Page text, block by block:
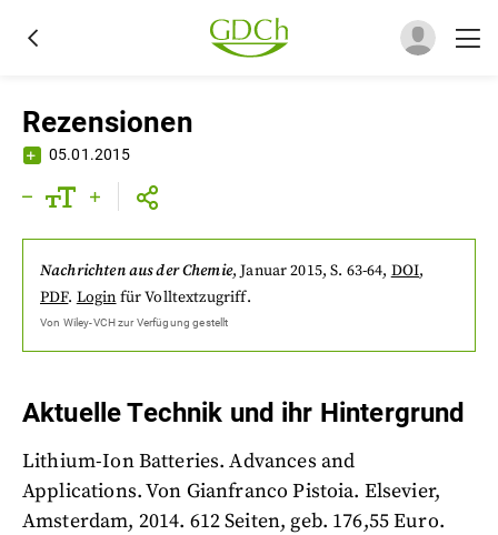
Rezensionen
05.01.2015
Nachrichten aus der Chemie,Januar 2015, S. 63-64, DOI,
PDF. Login für Volltextzugriff.
Von Wiley-VCHzur Verfügung gestellt
Aktuelle Technik und ihr Hintergrund
Lithium-Ion Batteries. Advances and
Applications. Von Gianfranco Pistoia. Elsevier,
Amsterdam, 2014. 612 Seiten, geb. 176,55 Euro.